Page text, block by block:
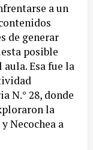
a un
de generar
posible
Esa fue la
N.° 28, donde
la
Necochea a